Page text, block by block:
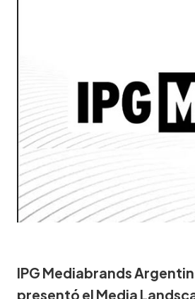
IPG Mediabrands
presentó el Media